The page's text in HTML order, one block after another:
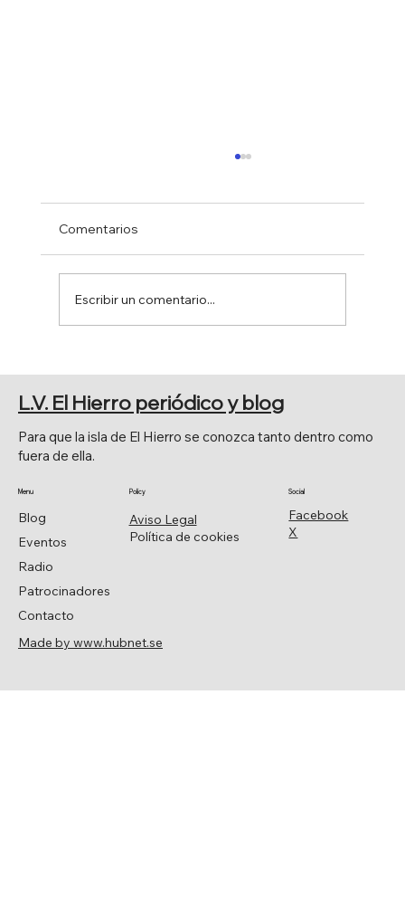
Comentarios
Escribir un comentario...
Facebook
X
Social
Aviso Legal
Política de cookies
Policy
Blog
Eventos
Radio
Patrocinadores
Contacto
Menu
Para que la isla de El Hierro se conozca tanto dentro como
fuera de ella.
L.V. El Hierro periódico y blog
Made by www.hubnet.se